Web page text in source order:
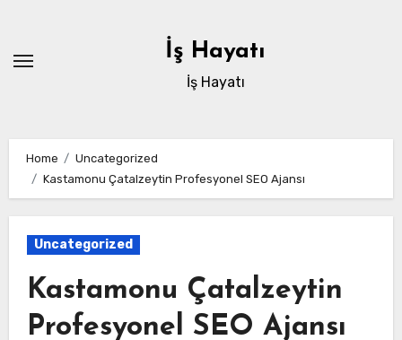
content
İş Hayatı
İş Hayatı
Home
Uncategorized
Kastamonu Çatalzeytin Profesyonel SEO Ajansı
Uncategorized
Kastamonu Çatalzeytin
Profesyonel SEO Ajansı